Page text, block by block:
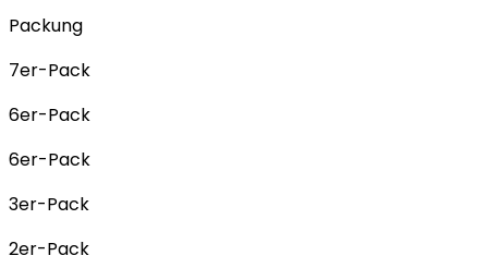
Packung
7er-Pack
6er-Pack
6er-Pack
3er-Pack
2er-Pack